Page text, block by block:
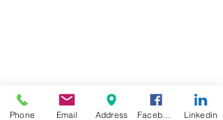
Phone Email Address Linkedin